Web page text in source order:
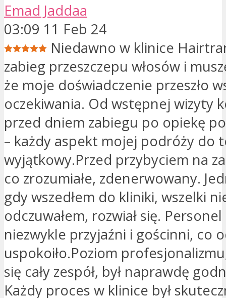
Emad Jaddaa
03:09 11 Feb 24
Niedawno w klinice
zabieg przeszczepu włosów i
że moje doświadczenie przeszło
oczekiwania. Od wstępnej wizyty
przed dniem zabiegu po opiekę
– każdy aspekt mojej podróży do
wyjątkowy.Przed przybyciem na
co zrozumiałe, zdenerwowany.
gdy wszedłem do kliniki, wszelki
odczuwałem, rozwiał się.
niezwykle przyjaźni i gościnni, co
uspokoiło.Poziom
się cały zespół, był naprawdę
Każdy proces w klinice był